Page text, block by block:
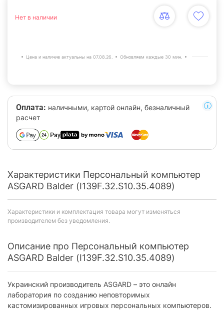
Нет в наличии
Цена и наличие актуальны на 07.08.26. Обновляем каждые 30 мин.
Оплата: наличными, картой онлайн, безналичный
расчет
Характеристики Персональный компьютер
ASGARD Balder (I139F.32.S10.35.4089)
Характеристики и комплектация товара могут изменяться
производителем без уведомления.
Описание про Персональный компьютер
ASGARD Balder (I139F.32.S10.35.4089)
Украинский производитель ASGARD – это онлайн
лаборатория по созданию неповторимых
кастомизированных игровых персональных компьютеров.